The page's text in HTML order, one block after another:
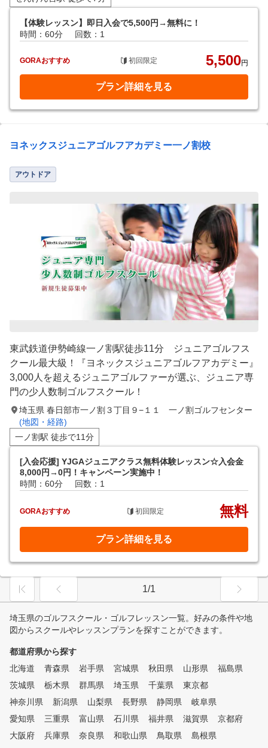
【体験レッスン】即日入会で5,500円→無料に！
時間：60分
回数：1
GORAおすすめ 初回限定 5,500円
プラン詳細を見る
ヨネックスジュニアゴルフアカデミー一ノ割校
アウトドア
東武鉄道伊勢崎線一ノ割駅徒歩11分 ジュニアゴルフス
クール最大級！『ヨネックスジュニアゴルフアカデミー』
3,000人を超えるジュニアゴルファーが選ぶ、ジュニア専
門の少人数制ゴルフスクール！
埼玉県 春日部市一ノ割３丁目９−１１ 一ノ割ゴルフセンター
(地図・経路)
一ノ割駅 徒歩で11分
[入会応援] YJGAジュニアクラス無料体験レッスン☆入会金
8,000円→0円！キャンペーン実施中！
時間：60分
回数：1
GORAおすすめ 初回限定 無料
プラン詳細を見る
1/1
埼玉県のゴルフスクール・ゴルフレッスン一覧。好みの条件や地
図からスクールやレッスンプランを探すことができます。
都道府県から探す
北海道
青森県 岩手県 宮城県 秋田県 山形県
福島県
茨城県
栃木県 群馬県 埼玉県 千葉県
東京都
神奈川県
新潟県 山梨県 長野県 静岡県
岐阜県
愛知県
三重県 富山県 石川県 福井県 滋賀県
京都府
大阪府
兵庫県 奈良県 和歌山県 鳥取県
島根県